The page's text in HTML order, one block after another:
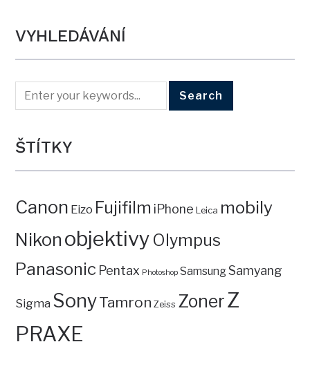
VYHLEDÁVÁNÍ
ŠTÍTKY
Canon Eizo Fujifilm iPhone Leica mobily
Nikon objektivy Olympus
Panasonic Pentax Photoshop SamsungSamyang
Sigma SonyTamron Zeiss ZonerZ
PRAXE